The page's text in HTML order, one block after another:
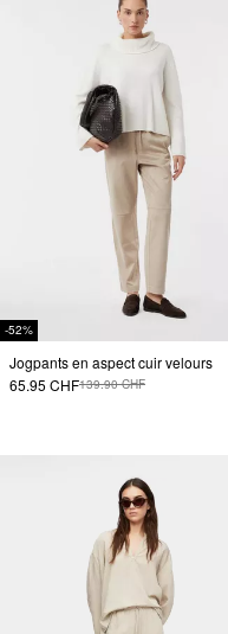
-52%
Jogpants en aspect cuir velours
65.95 CHF139.90 CHF